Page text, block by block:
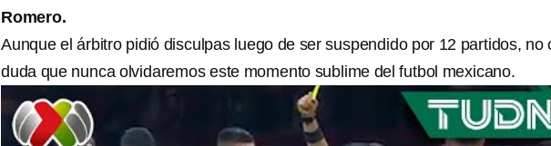
Romero.
Aunque el árbitro pidió disculpas luego de ser suspendido por 12 partidos, no
duda que nunca olvidaremos este momento sublime del futbol mexicano.